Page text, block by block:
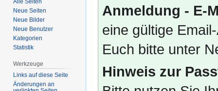
Anmeldung - E-
eine gültige
Euch bitte unter
Hinweis zur
Neue Seiten
Neue Bilder
Neue Benutzer
Kategorien
Statistik
Werkzeuge
Links auf diese Seite
Änderungen an